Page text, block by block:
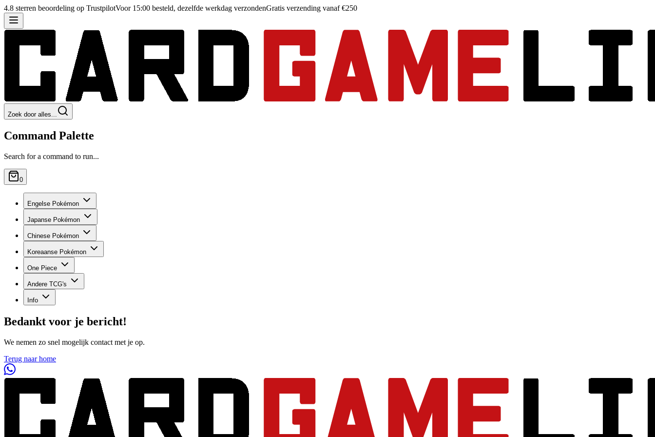
4.8 sterren beoordeling op TrustpilotVoor 15:00 besteld, dezelfde werkdag verzondenGratis verzending vanaf €250
Zoek door alles...
Command Palette
Search for a command to run...
0
Engelse Pokémon
Japanse Pokémon
Chinese Pokémon
Koreaanse Pokémon
One Piece
Andere TCG's
Info
Bedankt voor je bericht!
We nemen zo snel mogelijk contact met je op.
Terug naar home